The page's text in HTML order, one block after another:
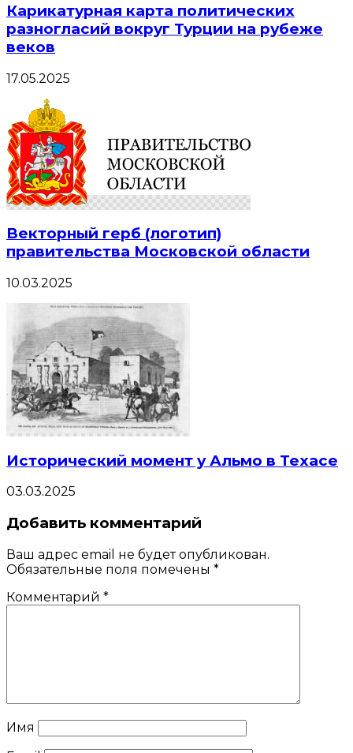
Карикатурная карта политических
разногласий вокруг Турции на рубеже
веков
17.05.2025
Векторный герб (логотип)
правительства Московской области
10.03.2025
Исторический момент у Альмо в Техасе
03.03.2025
Добавить комментарий
Ваш адрес email не будет опубликован.
Обязательные поля помечены *
Комментарий *
Имя